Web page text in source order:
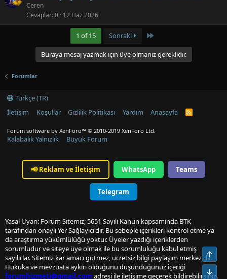
Ceren
Cevaplar 0 12 Haz 2026
1 of 15 Sonraki Last
Buraya mesaj yazmak için üye olmanız gereklidir.
Forumlar
Türkçe (TR)
İletişim
Koşullar Gizlilik Politikası Yardım Anasayfa
R
Forum software by XenForo™ © 2010-2019 XenForo Ltd.
Kalabalık Yalnızlık Büyük Forum
📢Reklam ve İletişim WhatsApp Teams
Telegram
Yasal Uyarı: Forum Sitemiz; 5651 Sayılı Kanun kapsamında BTK
tarafından onaylı Yer Sağlayıcı'dır. Bu sebeple içerikleri kontrol etme ya
da araştırma yükümlülüğü yoktur. Üyeler yazdığı içeriklerden
sorumludur ve siteye üye olmak ile bu sorumluluğu kabul etmiş
sayılırlar. Sitemiz kar amacı gütmez, ücretsiz bilgi paylaşım merkezidir.
Hukuka ve mevzuata aykırı olduğunu düşündüğünüz içeriği
forumhizmeti@gmail.com adresi ile iletişime geçerek bildirebilirsiniz.
Üst
Alt